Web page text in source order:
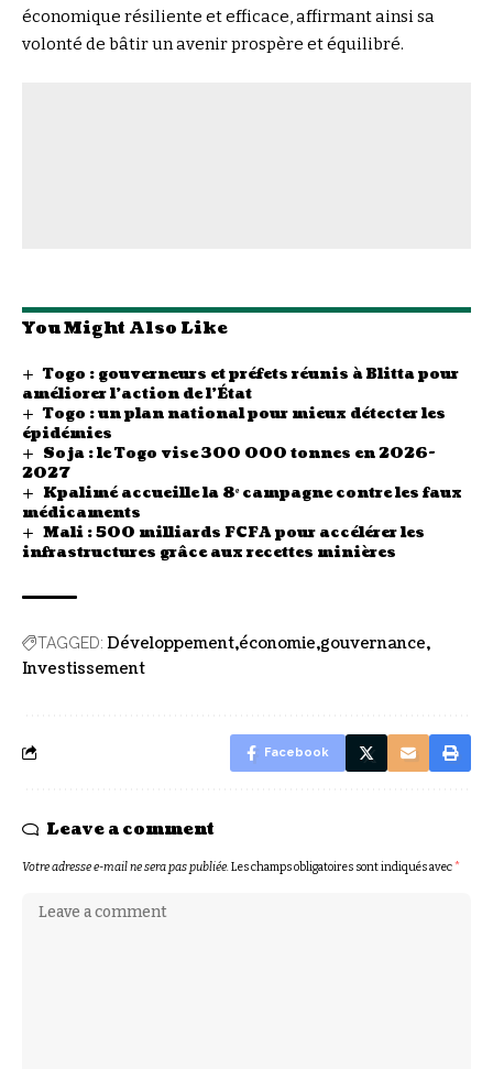
économique résiliente et efficace, affirmant ainsi sa
volonté de bâtir un avenir prospère et équilibré.
You Might Also Like
Togo : gouverneurs et préfets réunis à Blitta pour
améliorer l’action de l’État
Togo : un plan national pour mieux détecter les
épidémies
Soja : le Togo vise 300 000 tonnes en 2026-
2027
Kpalimé accueille la 8ᵉ campagne contre les faux
médicaments
Mali : 500 milliards FCFA pour accélérer les
infrastructures grâce aux recettes minières
TAGGED: Développement économie gouvernance
Investissement
Facebook
Leave a comment
Votre adresse e-mail ne sera pas publiée.Les champs obligatoires sont indiqués avec*